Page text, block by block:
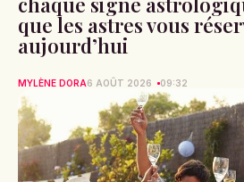
que les astres vous
aujourd’hui
MYLÈNE DORA6 AOÛT 2026 09:32